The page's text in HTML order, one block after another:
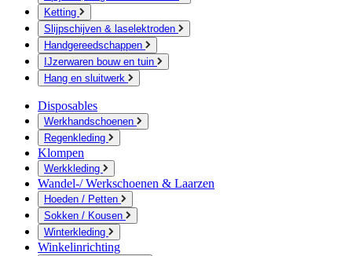
Ketting
Slijpschijven & laselektroden
Handgereedschappen
IJzerwaren bouw en tuin
Hang en sluitwerk
Disposables
Werkhandschoenen
Regenkleding
Klompen
Werkkleding
Wandel-/ Werkschoenen & Laarzen
Hoeden / Petten
Sokken / Kousen
Winterkleding
Winkelinrichting